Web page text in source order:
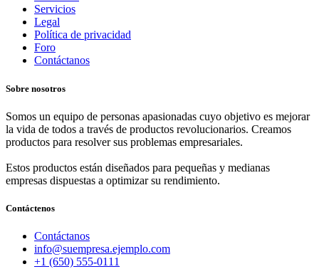
Servicios
Legal
Política de privacidad
Foro
Contáctanos
Sobre nosotros
Somos un equipo de personas apasionadas cuyo objetivo es mejorar
la vida de todos a través de productos revolucionarios. Creamos
productos para resolver sus problemas empresariales.
Estos productos están diseñados para pequeñas y medianas
empresas dispuestas a optimizar su rendimiento.
Contáctenos
Contáctanos
info@suempresa.ejemplo.com
+1 (650) 555-0111